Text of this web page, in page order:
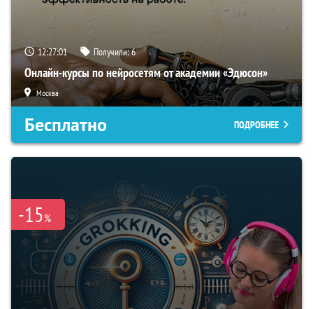
12:27:00 Получили:6
Онлайн-курсы по нейросетям от академии «Эдюсон»
Москва
Бесплатно ПОДРОБНЕЕ
-15%